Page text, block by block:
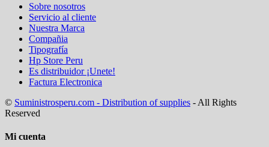
Sobre nosotros
Servicio al cliente
Nuestra Marca
Compañia
Tipografía
Hp Store Peru
Es distribuidor ¡Unete!
Factura Electronica
© Suministrosperu.com - Distribution of supplies - All Rights
Reserved
Mi cuenta